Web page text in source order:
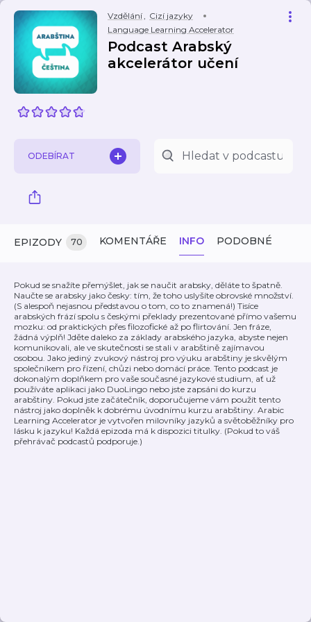
Vzdělání, Cizí jazyky
Language Learning Accelerator
Podcast Arabský
akcelerátor učení
ODEBÍRAT
EPIZODY 70 KOMENTÁŘE INFO PODOBNÉ
Pokud se snažíte přemýšlet, jak se naučit arabsky, děláte to špatně.
Naučte se arabsky jako česky: tím, že toho uslyšíte obrovské množství.
(S alespoň nejasnou představou o tom, co to znamená!) Tisíce
arabských frází spolu s českými překlady prezentované přímo vašemu
mozku: od praktických přes filozofické až po flirtování. Jen fráze,
žádná výplň! Jděte daleko za základy arabského jazyka, abyste nejen
komunikovali, ale ve skutečnosti se stali v arabštině zajímavou
osobou. Jako jediný zvukový nástroj pro výuku arabštiny je skvělým
společníkem pro řízení, chůzi nebo domácí práce. Tento podcast je
dokonalým doplňkem pro vaše současné jazykové studium, ať už
používáte aplikaci jako DuoLingo nebo jste zapsáni do kurzu
arabštiny. Pokud jste začátečník, doporučujeme vám použít tento
nástroj jako doplněk k dobrému úvodnímu kurzu arabštiny. Arabic
Learning Accelerator je vytvořen milovníky jazyků a světoběžníky pro
lásku k jazyku! Každá epizoda má k dispozici titulky. (Pokud to váš
přehrávač podcastů podporuje.)